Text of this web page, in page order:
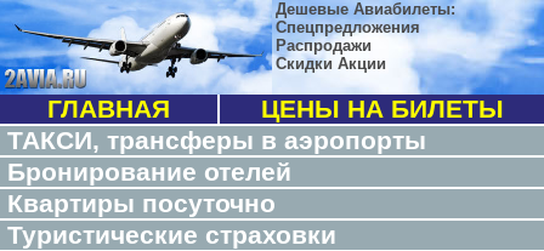
Дешевые Авиабилеты:
Спецпредложения
Распродажи
Скидки Акции
ГЛАВНАЯ
ЦЕНЫ НА БИЛЕТЫ
ТАКСИ, трансферы в аэропорты
Бронирование отелей
Квартиры посуточно
Туристические страховки